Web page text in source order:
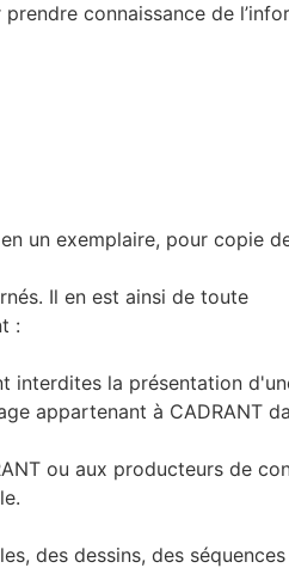
connaissance de
un exemplaire, pour copie
Il en est ainsi de toute
:
interdites la présentation
appartenant à CADRANT
ou aux producteurs de
des dessins, des séquences